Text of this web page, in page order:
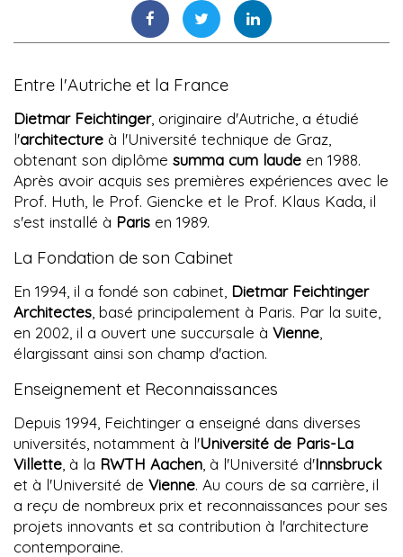
Entre l'Autriche et la France
Dietmar Feichtinger, originaire d'Autriche, a étudié
l'architecture à l'Université technique de Graz,
obtenant son diplôme summa cum laude en 1988.
Après avoir acquis ses premières expériences avec le
Prof. Huth, le Prof. Giencke et le Prof. Klaus Kada, il
s'est installé à Paris en 1989.
La Fondation de son Cabinet
En 1994, il a fondé son cabinet, Dietmar Feichtinger
Architectes , basé principalement à Paris. Par la suite,
en 2002, il a ouvert une succursale à Vienne
élargissant ainsi son champ d'action.
Enseignement et Reconnaissances
Depuis 1994, Feichtinger a enseigné dans diverses
universités, notamment à l'Université de Paris-La
Villette , à la RWTH Aachen , à l'Université d'Innsbruck
et à l'Université de Vienne. Au cours de sa carrière, il
a reçu de nombreux prix et reconnaissances pour ses
projets innovants et sa contribution à l'architecture
contemporaine.